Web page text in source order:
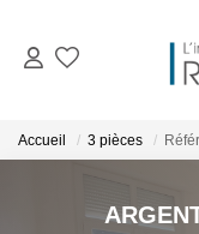
Accueil 3 pièces